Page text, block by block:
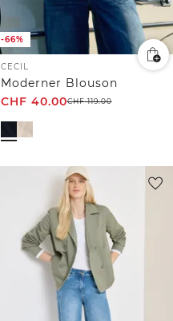
-66%
CECIL
Moderner Blouson
CHF 40.00CHF119.00